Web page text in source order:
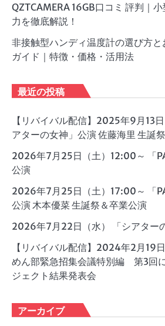
QZTCAMERA 16GB口コミ 評判｜
力を徹底解説！
非接触型ハンディ温度計の選び方
ガイド｜特徴・価格・活用法
最近の投稿
【リバイバル配信】2025年9月13
アターの女神」公演 佐藤海里 生誕祭
2026年7月25日（土）12:00～ 「
公演
2026年7月25日（土）17:00～ 「
公演 木本優菜 生誕祭＆卒業公演
2026年7月22日（水） 「シアター
【リバイバル配信】2024年2月19
めん部緊急招集会議特別編 第3回
ジェクト結果発表会
アーカイブ